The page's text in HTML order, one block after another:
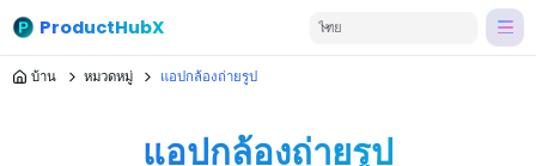
ProductHubX ไทย
บ้าน หมวดหมู่ แอปกล้องถ่ายรูป
แอปกล้องถ่ายรูป